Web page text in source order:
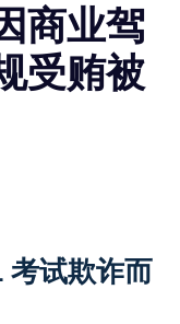
商业驾
受贿被
考试欺诈而